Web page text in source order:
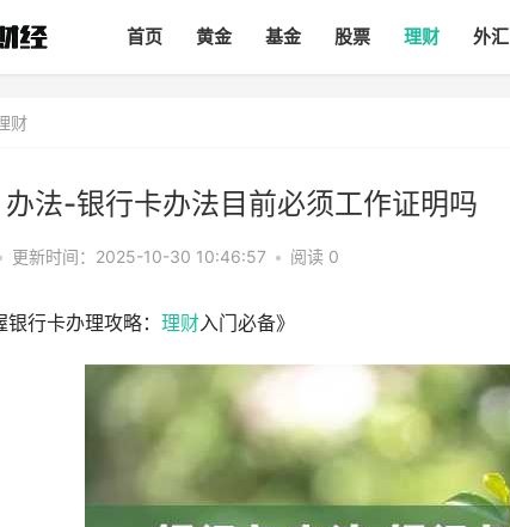
首页 黄金 基金 股票 理财 外汇
财
法-银行卡办法目前必须工作证明吗
更新时间：2025-10-30 10:46:57 • 阅读 0
银行卡办理攻略： 理财入门必备》